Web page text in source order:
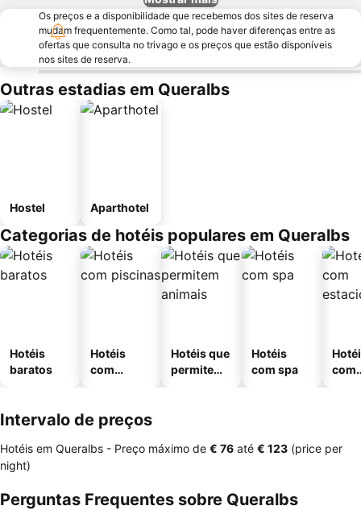
Os preços e a disponibilidade que recebemos dos sites de reserva
mudam frequentemente. Como tal, pode haver diferenças entre as
ofertas que consulta no trivago e os preços que estão disponíveis
nos sites de reserva.
Outras estadias em Queralbs
Hostel Aparthotel
Categorias de hotéis populares em Queralbs
Hotéis
baratos
Hotéis
com
Hotéis que
permitem
Hotéis
com spa
com
Intervalo de preços
Hotéis em Queralbs - Preço máximo de ‎€ 76 até ‎€ 123 (price per
night)
Perguntas Frequentes sobre Queralbs